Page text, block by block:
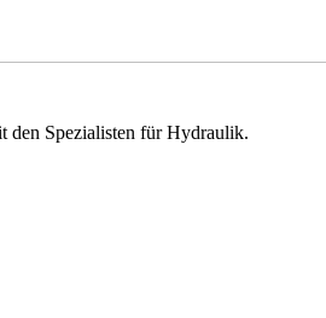
den Spezialisten für Hydraulik.